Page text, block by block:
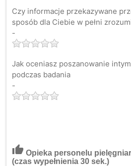
Czy informacje przekazywane
sposób dla Ciebie w pełni
-
Jak oceniasz poszanowanie
podczas badania
-
thumb_up Opieka personelu
(czas wypełnienia 30 sek.)